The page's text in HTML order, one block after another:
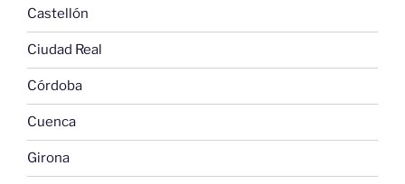
Castellón
Ciudad Real
Córdoba
Cuenca
Girona